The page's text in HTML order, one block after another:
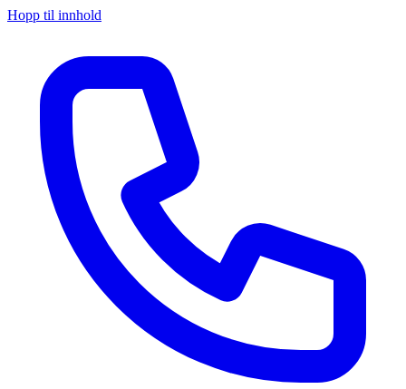
Hopp til innhold